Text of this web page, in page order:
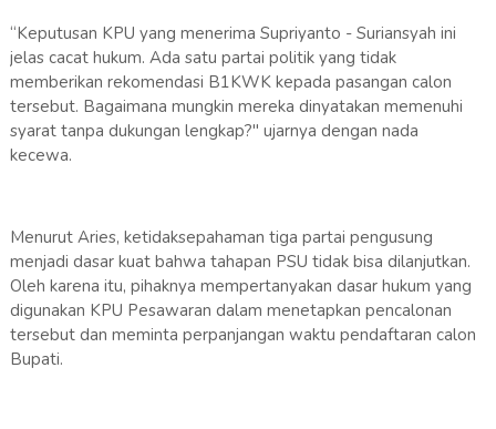
“Keputusan KPU yang menerima Supriyanto - Suriansyah ini
jelas cacat hukum. Ada satu partai politik yang tidak
memberikan rekomendasi B1KWK kepada pasangan calon
tersebut. Bagaimana mungkin mereka dinyatakan memenuhi
syarat tanpa dukungan lengkap?" ujarnya dengan nada
kecewa.
Menurut Aries, ketidaksepahaman tiga partai pengusung
menjadi dasar kuat bahwa tahapan PSU tidak bisa dilanjutkan.
Oleh karena itu, pihaknya mempertanyakan dasar hukum yang
digunakan KPU Pesawaran dalam menetapkan pencalonan
tersebut dan meminta perpanjangan waktu pendaftaran calon
Bupati.